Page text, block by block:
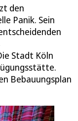
den
Panik. Sein
Stadt Köln
Bebauungsplan